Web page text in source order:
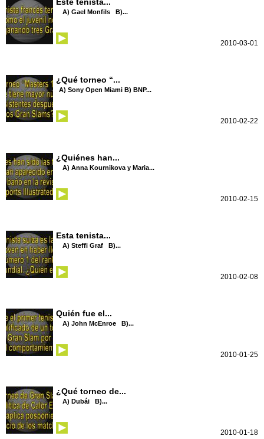
A) Gael Monfils B)...
2010-03-01
¿Qué torneo “...
A) Sony Open Miami B) BNP...
2010-02-22
¿Quiénes han...
A) Anna Kournikova y Maria...
2010-02-15
Esta tenista...
A) Steffi Graf B)...
2010-02-08
Quién fue el...
A) John McEnroe B)...
2010-01-25
¿Qué torneo de...
A) Dubái B)...
2010-01-18